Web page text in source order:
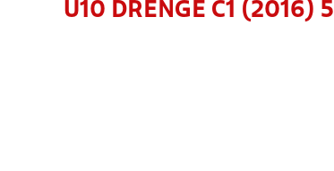
U10 DRENGE C1 (2016)